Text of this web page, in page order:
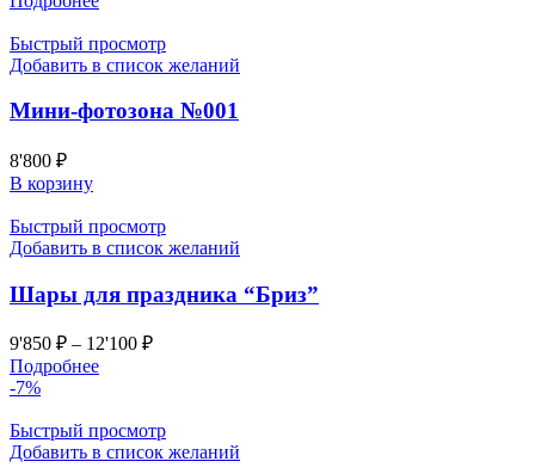
Быстрый просмотр
Добавить в список желаний
Мини-фотозона №001
8'800 ₽
В корзину
Быстрый просмотр
Добавить в список желаний
Шары для праздника “Бриз”
9'850 ₽ – 12'100 ₽
Подробнее
-7%
Быстрый просмотр
Добавить в список желаний